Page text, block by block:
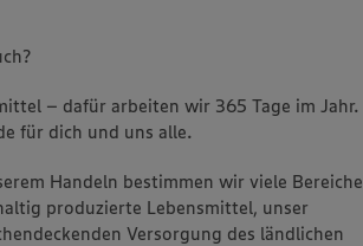
– dafür arbeiten wir 365 Tage im Jahr.
für dich und uns alle.
Handeln bestimmen wir viele Bereiche
produzierte Lebensmittel, unser
Versorgung des ländlichen